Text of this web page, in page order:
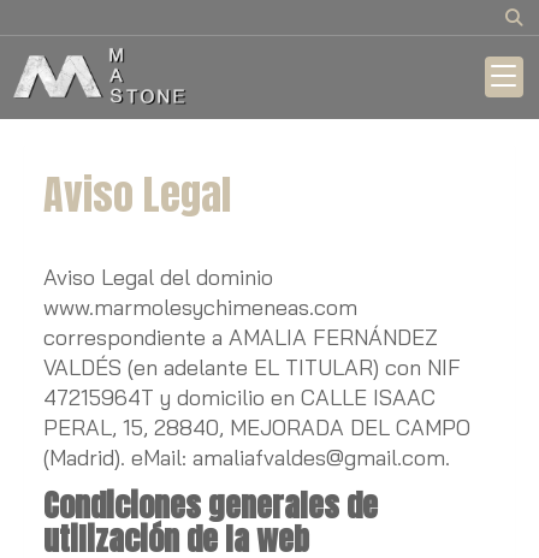
Aviso Legal
Aviso Legal del dominio
www.marmolesychimeneas.com
correspondiente a AMALIA FERNÁNDEZ
VALDÉS (en adelante EL TITULAR) con NIF
47215964T y domicilio en CALLE ISAAC
PERAL, 15, 28840, MEJORADA DEL CAMPO
(Madrid). eMail: amaliafvaldes@gmail.com.
Condiciones generales de
utilización de la web